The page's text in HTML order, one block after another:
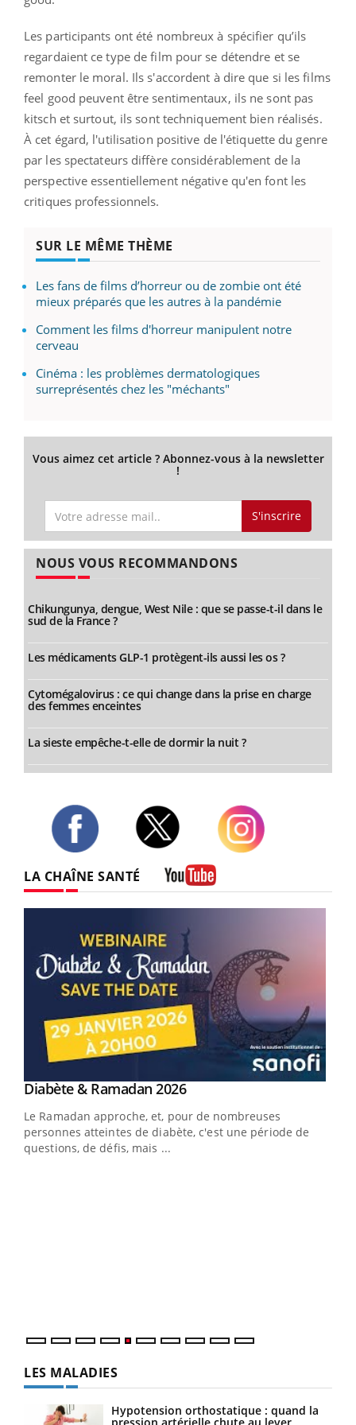
Les participants ont été nombreux à spécifier qu’ils
regardaient ce type de film pour se détendre et se
remonter le moral. Ils s'accordent à dire que si les films
feel good peuvent être sentimentaux, ils ne sont pas
kitsch et surtout, ils sont techniquement bien réalisés.
À cet égard, l'utilisation positive de l'étiquette du genre
par les spectateurs diffère considérablement de la
perspective essentiellement négative qu'en font les
critiques professionnels.
SUR LE MÊME THÈME
Les fans de films d’horreur ou de zombie ont été
mieux préparés que les autres à la pandémie
Comment les films d'horreur manipulent notre
cerveau
Cinéma : les problèmes dermatologiques
surreprésentés chez les "méchants"
Vous aimez cet article ? Abonnez-vous à la newsletter
!
S'inscrire
NOUS VOUS RECOMMANDONS
Chikungunya, dengue, West Nile : que se passe-t-il dans le
sud de la France ?
Les médicaments GLP-1 protègent-ils aussi les os ?
Cytomégalovirus : ce qui change dans la prise en charge
des femmes enceintes
La sieste empêche-t-elle de dormir la nuit ?